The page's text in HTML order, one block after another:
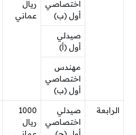
اختصاصي
أول (ب)
ريال
عماني
صيدلي
أول (أ)
مهندس
اختصاصي
أول (ب)
الرابعة
صيدلي
اختصاصي
1000
ريال